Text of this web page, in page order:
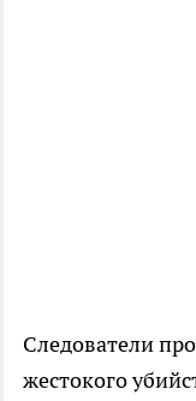
Следователи
жестокого